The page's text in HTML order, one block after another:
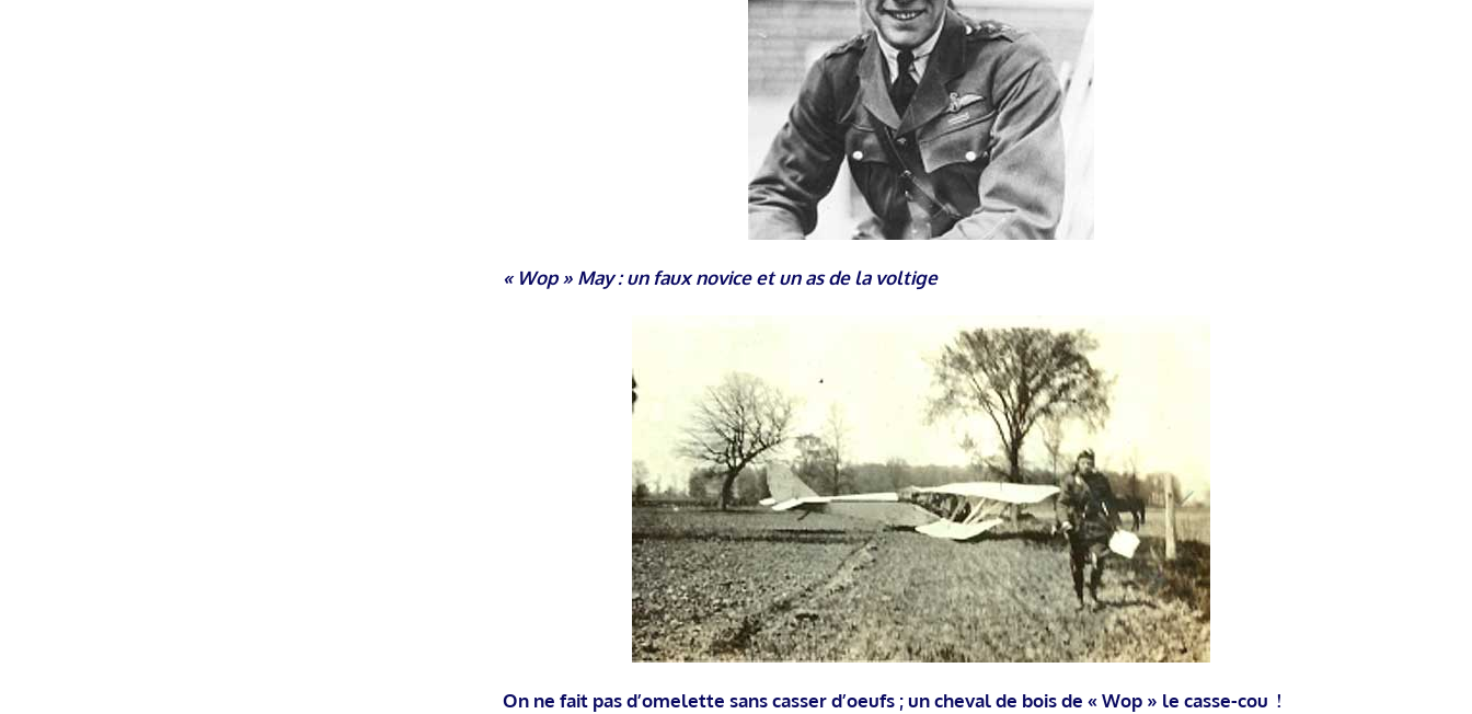
« Wop » May : un faux novice et un as de la voltige
On ne fait pas d’omelette sans casser d’oeufs ; un cheval de bois de « Wop » le casse-cou !